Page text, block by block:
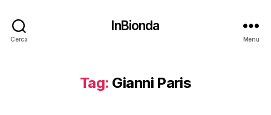
Cerca
InBionda
Menu
Tag: Gianni Paris